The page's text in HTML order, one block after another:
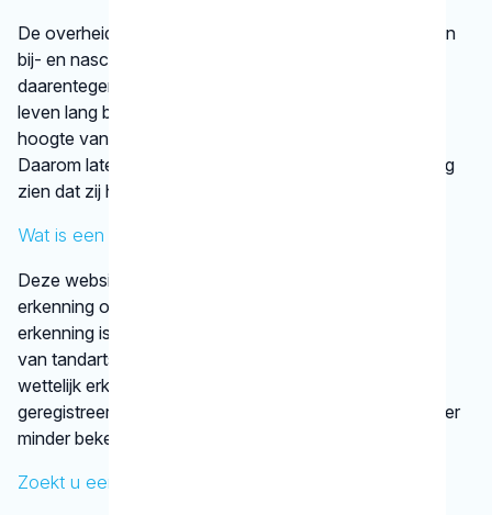
De overheid verplicht tandartsen niet tot het volgen van
bij- en nascholing. De beroepsgroep zelf vindt het
daarentegen wel belangrijk dat tandheelkundigen hun
leven lang blijven leren. Op die manier zijn ze op de
hoogte van de nieuwste tandheelkundige technieken.
Daarom laten tandartsen met een KRT-registratie graag
zien dat zij hun vak bijhouden.
Wat is een discipline?
Deze website vermeldt alleen disciplines met een
erkenning op basis van vastgestelde criteria. Die
erkenning is afgegeven door een vereniging
van tandartsen. De kaakchirurg en de orthodontist zijn
wettelijk erkende specialisaties. Alle specialisten staan
geregistreerd in het
. Bij disciplines waarover
minder bekend is, verwijst het KRT door.
Zoekt u een specifieke behandeling?